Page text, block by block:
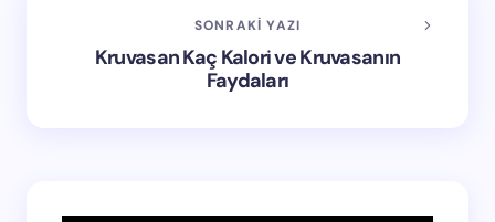
SONRAKI YAZI
Kruvasan Kaç Kalori ve Kruvasanın
Faydaları